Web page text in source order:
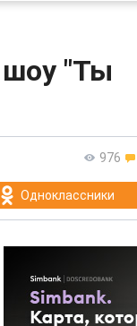
шоу "Ты
976
Одноклассники